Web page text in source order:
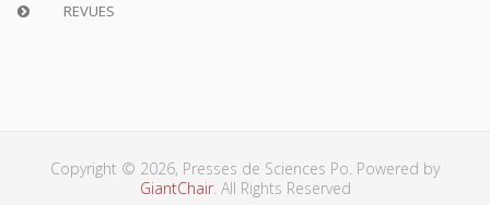
REVUES
Copyright © 2026, Presses de Sciences Po. Powered by
GiantChair. All Rights Reserved